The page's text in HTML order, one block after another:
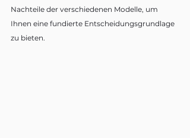
Nachteile der verschiedenen Modelle, um
Ihnen eine fundierte Entscheidungsgrundlage
zu bieten.